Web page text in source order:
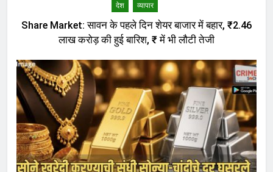
देश व्यापार
Share Market: सावन के पहले दिन शेयर बाजार में बहार, ₹2.46
लाख करोड़ की हुई बारिश, ₹ में भी लौटी तेजी